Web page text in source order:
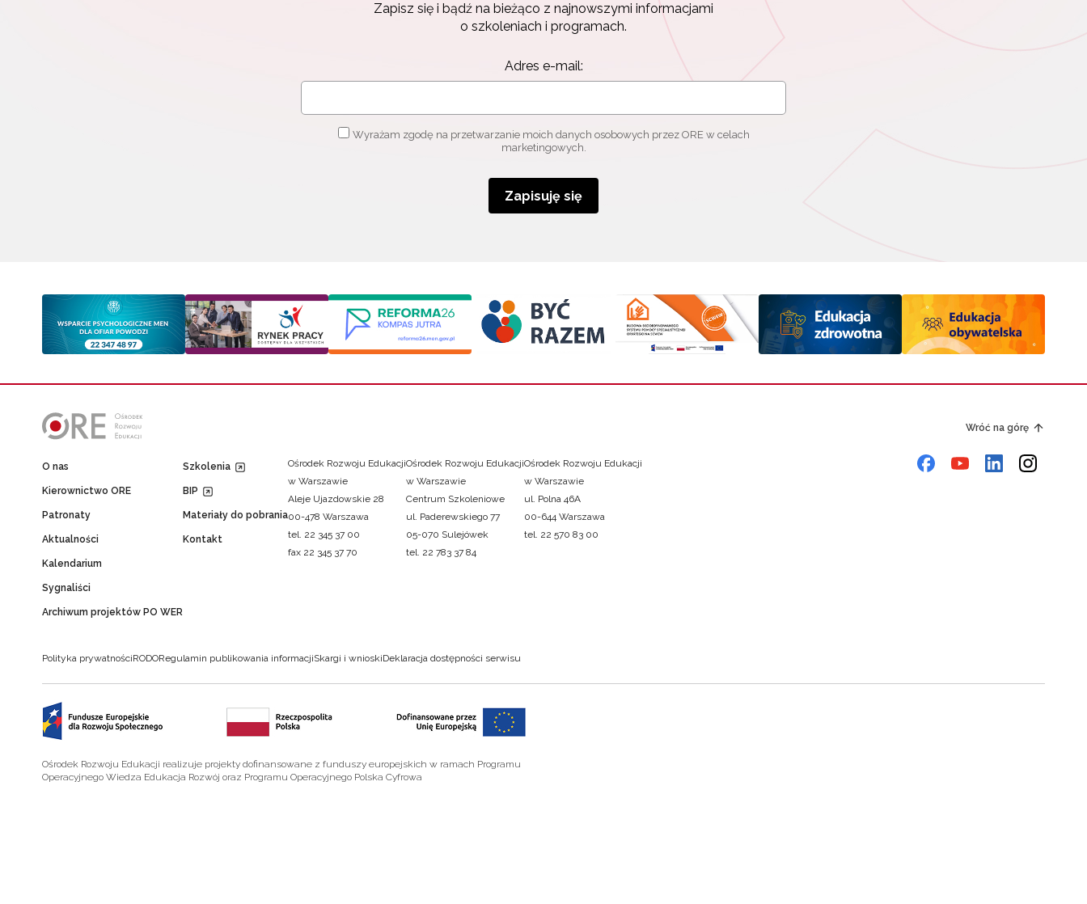
Zapisz się i bądź na bieżąco z najnowszymi informacjami
o szkoleniach i programach.
Adres e-mail:
Wyrażam zgodę na przetwarzanie moich danych osobowych przez ORE w celach
marketingowych.
Zapisuję się
Wróć na górę
O nas
Kierownictwo ORE
Patronaty
Aktualności
Kalendarium
Sygnaliści
Archiwum projektów PO WER
Szkolenia
BIP
Materiały do pobrania
Kontakt
Ośrodek Rozwoju Edukacji
w Warszawie
Aleje Ujazdowskie 28
00-478 Warszawa
tel. 22 345 37 00
fax 22 345 37 70
Ośrodek Rozwoju Edukacji
w Warszawie
Centrum Szkoleniowe
ul. Paderewskiego 77
05-070 Sulejówek
tel. 22 783 37 84
Ośrodek Rozwoju Edukacji
w Warszawie
ul. Polna 46A
00-644 Warszawa
tel. 22 570 83 00
Polityka prywatnościRODORegulamin publikowania informacjiSkargi i wnioskiDeklaracja dostępności serwisu
Ośrodek Rozwoju Edukacji realizuje projekty dofinansowane z funduszy europejskich w ramach Programu
Operacyjnego Wiedza Edukacja Rozwój oraz Programu Operacyjnego Polska Cyfrowa